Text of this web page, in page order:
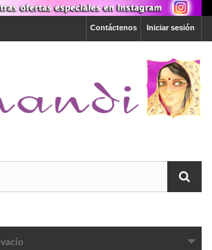
Iniciar sesión
Contáctenos
vacío